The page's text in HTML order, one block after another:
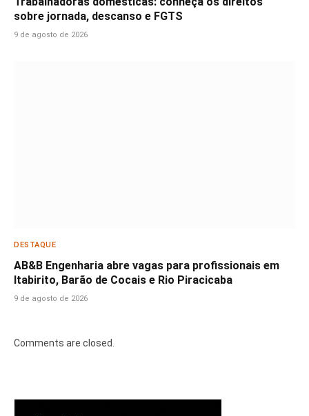
sobre jornada, descanso e FGTS
9 de agosto de 2026
DESTAQUE
AB&B Engenharia abre vagas para profissionais em
Itabirito, Barão de Cocais e Rio Piracicaba
9 de agosto de 2026
Comments are closed.